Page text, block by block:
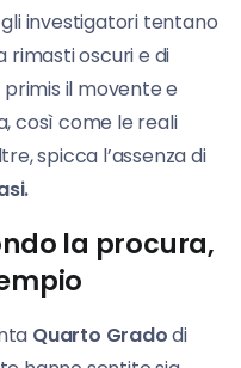
investigatori tentano
rimasti oscuri e di
il movente e
così come le reali
spicca l’assenza di
la procura,
Quarto Gradodi